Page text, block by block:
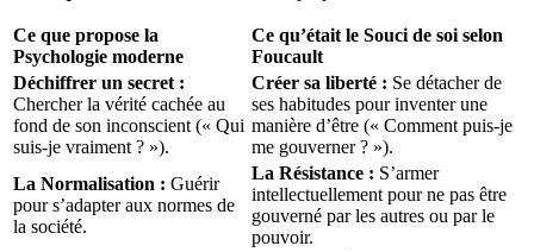
Ce que propose la
Psychologie moderne
Ce qu’était le Souci de soi selon
Foucault
Déchiffrer un secret :
Chercher la vérité cachée au
fond de son inconscient (« Qui
suis-je vraiment ? »).
Créer sa liberté : Se détacher de
ses habitudes pour inventer une
manière d’être (« Comment puis-je
me gouverner ? »).
La Normalisation : Guérir
pour s’adapter aux normes de
la société.
La Résistance : S’armer
intellectuellement pour ne pas être
gouverné par les autres ou par le
pouvoir.